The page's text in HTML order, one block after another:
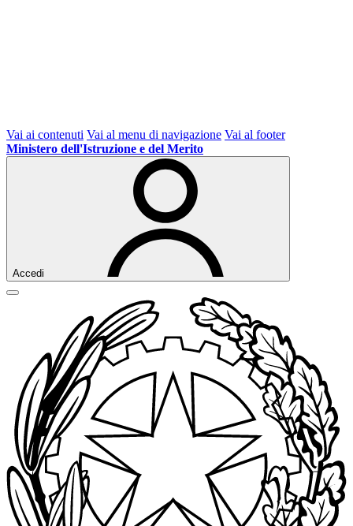
Vai ai contenuti Vai al menu di navigazione Vai al footer
Ministero dell'Istruzione e del Merito
Accedi